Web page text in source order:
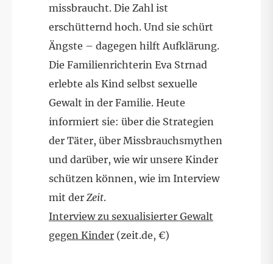
missbraucht. Die Zahl ist
erschütternd hoch. Und sie schürt
Ängste – dagegen hilft Aufklärung.
Die Familienrichterin Eva Strnad
erlebte als Kind selbst sexuelle
Gewalt in der Familie. Heute
informiert sie: über die Strategien
der Täter, über Missbrauchsmythen
und darüber, wie wir unsere Kinder
schützen können, wie im Interview
mit der Zeit.
Interview zu sexualisierter Gewalt
gegen Kinder (zeit.de, €)